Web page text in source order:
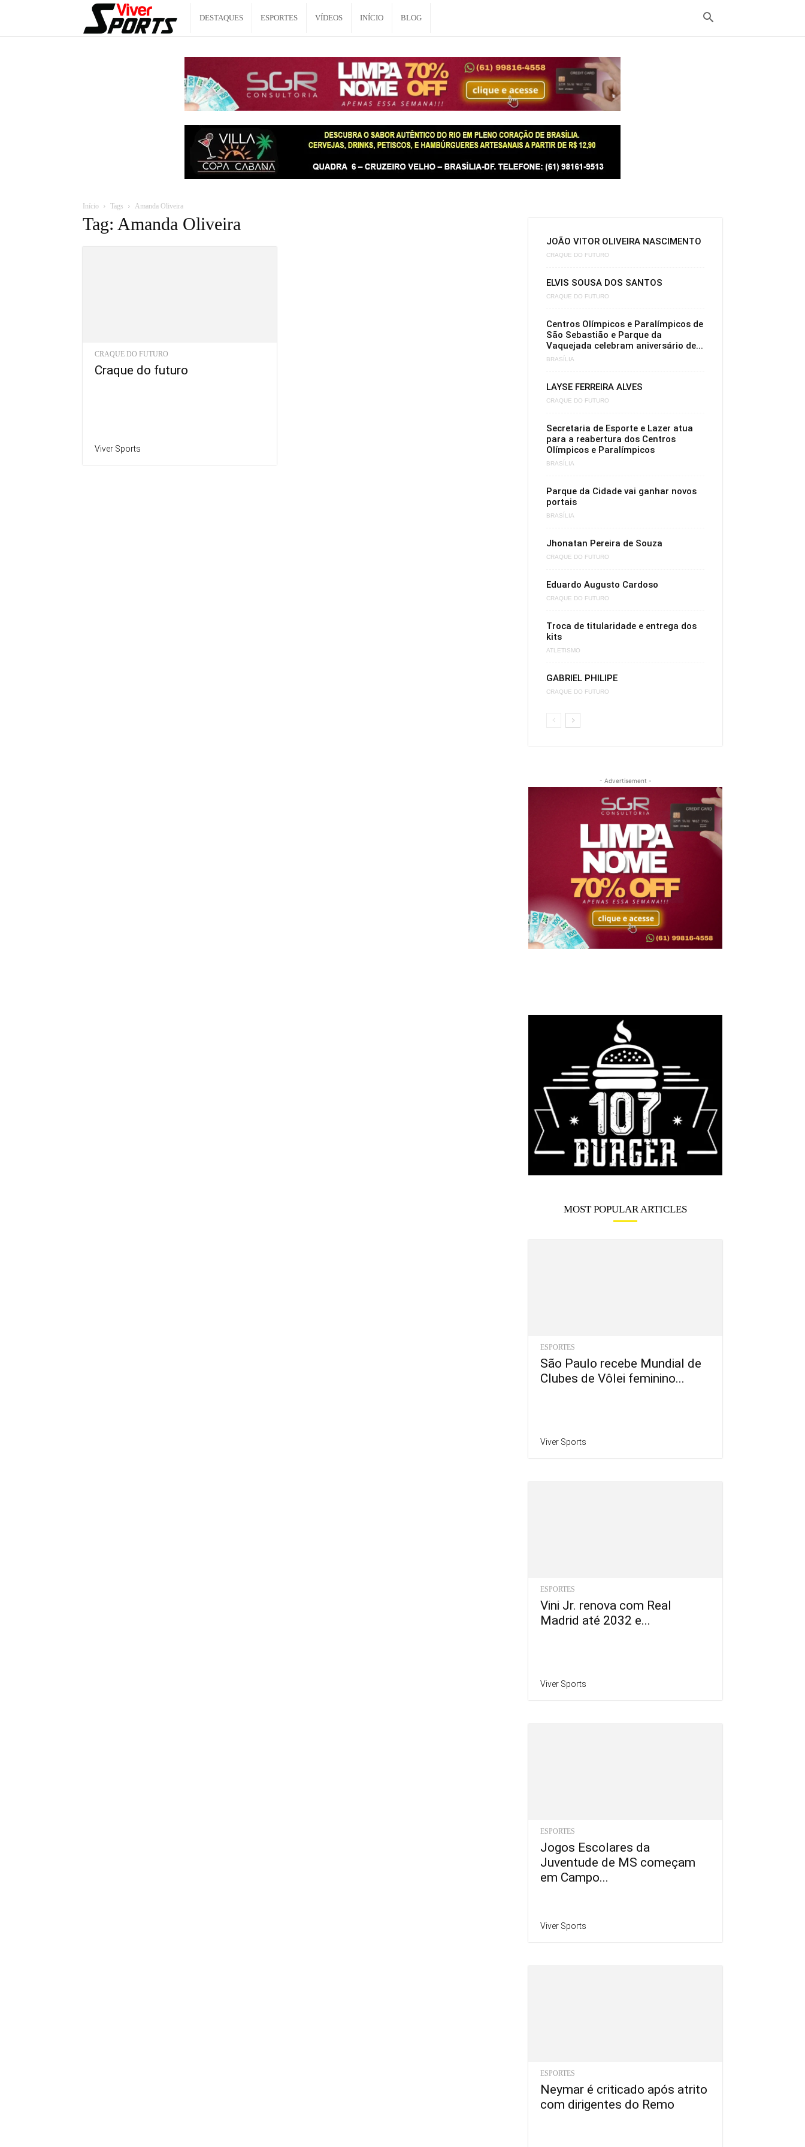
Viver
DESTAQUES ESPORTES VÍDEOS INÍCIO BLOG
Início Tags Amanda Oliveira
Tag: Amanda Oliveira
CRAQUE DO FUTURO
Craque do futuro
Viver Sports
JOÃO VITOR OLIVEIRA NASCIMENTO
CRAQUE DO FUTURO
ELVIS SOUSA DOS SANTOS
CRAQUE DO FUTURO
Centros Olímpicos e Paralímpicos de
São Sebastião e Parque da
Vaquejada celebram aniversário de...
BRASÍLIA
LAYSE FERREIRA ALVES
CRAQUE DO FUTURO
Secretaria de Esporte e Lazer atua
para a reabertura dos Centros
Olímpicos e Paralímpicos
BRASÍLIA
Parque da Cidade vai ganhar novos
portais
BRASÍLIA
Jhonatan Pereira de Souza
CRAQUE DO FUTURO
Eduardo Augusto Cardoso
CRAQUE DO FUTURO
Troca de titularidade e entrega dos
kits
ATLETISMO
GABRIEL PHILIPE
CRAQUE DO FUTURO
- Advertisement -
MOST POPULAR ARTICLES
ESPORTES
São Paulo recebe Mundial de
Clubes de Vôlei feminino...
Viver Sports
ESPORTES
Vini Jr. renova com Real
Madrid até 2032 e...
Viver Sports
ESPORTES
Jogos Escolares da
Juventude de MS começam
em Campo...
Viver Sports
ESPORTES
Neymar é criticado após atrito
com dirigentes do Remo